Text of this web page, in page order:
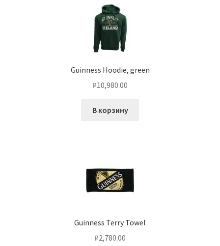
Guinness Hoodie, green
₽10,980.00
В корзину
Guinness Terry Towel
₽2,780.00